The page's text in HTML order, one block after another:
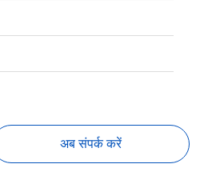
अब संपर्क करें